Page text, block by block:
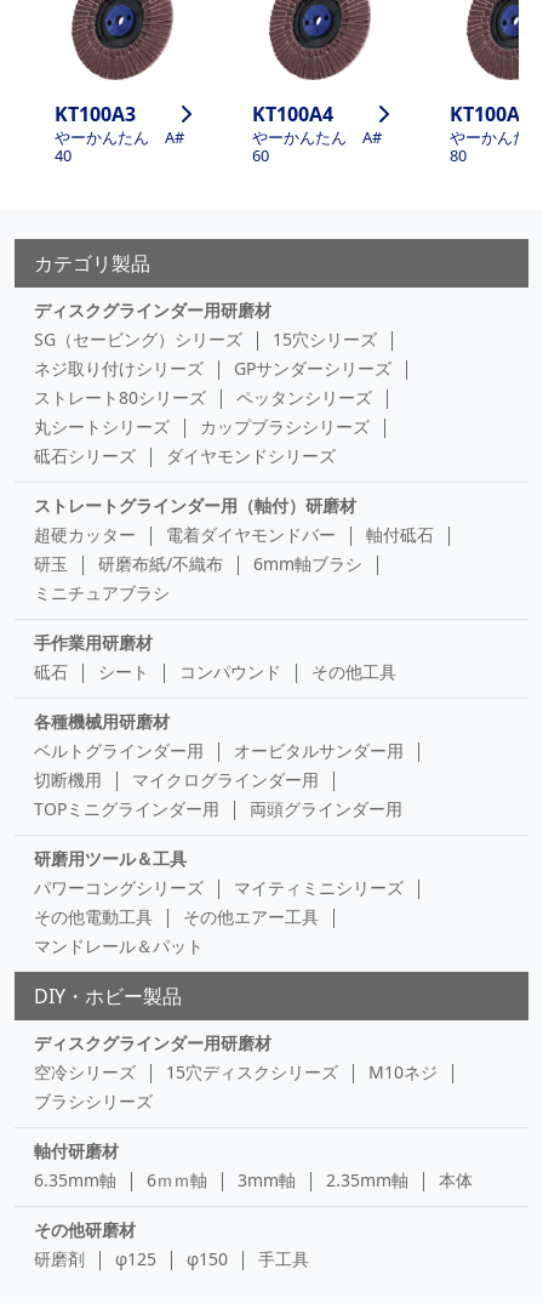
KT100A3
やーかんたん A#
40
KT100A4
やーかんたん A#
60
KT100A5
やーかんた
80
カテゴリ製品
ディスクグラインダー用研磨材
SG（セービング）シリーズ
15穴シリーズ
ネジ取り付けシリーズ
GPサンダーシリーズ
ストレート80シリーズ
ペッタンシリーズ
丸シートシリーズ
カップブラシシリーズ
砥石シリーズ
ダイヤモンドシリーズ
ストレートグラインダー用（軸付）研磨材
超硬カッター
電着ダイヤモンドバー
軸付砥石
研玉
研磨布紙/不織布
6mm軸ブラシ
ミニチュアブラシ
手作業用研磨材
砥石
シート コンパウンド その他工具
各種機械用研磨材
ベルトグラインダー用
オービタルサンダー用
切断機用
マイクログラインダー用
TOPミニグラインダー用
両頭グラインダー用
研磨用ツール＆工具
パワーコングシリーズ
マイティミニシリーズ
その他電動工具
その他エアー工具
マンドレール＆パット
DIY・ホビー製品
ディスクグラインダー用研磨材
空冷シリーズ
15穴ディスクシリーズ
M10ネジ
ブラシシリーズ
軸付研磨材
6.35mm軸
6ｍｍ軸 3mm軸 2.35mm軸 本体
その他研磨材
研磨剤
φ125 φ150 手工具